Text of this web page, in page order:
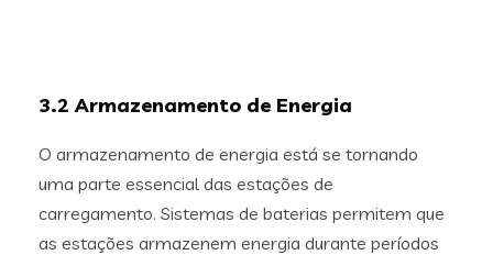
3.2 Armazenamento de Energia
O armazenamento de energia está se tornando
uma parte essencial das estações de
carregamento. Sistemas de baterias permitem que
as estações armazenem energia durante períodos